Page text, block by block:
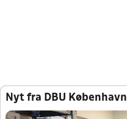
Nyt fra DBU København